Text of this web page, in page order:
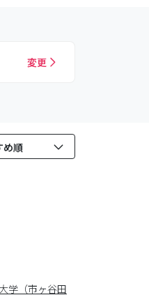
変更
学（市ヶ谷田